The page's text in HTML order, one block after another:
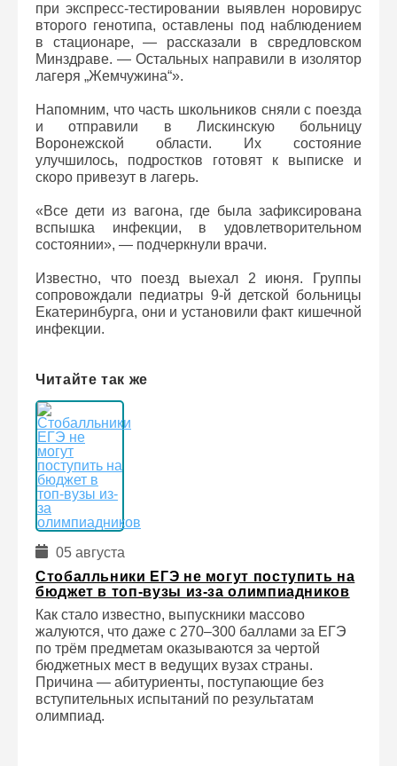
при экспресс-тестировании выявлен норовирус
второго генотипа, оставлены под наблюдением
в стационаре, — рассказали в свредловском
Минздраве. — Остальных направили в изолятор
лагеря „Жемчужина“».
Напомним, что часть школьников сняли с поезда
и отправили в Лискинскую больницу
Воронежской области. Их состояние
улучшилось, подростков готовят к выписке и
скоро привезут в лагерь.
«Все дети из вагона, где была зафиксирована
вспышка инфекции, в удовлетворительном
состоянии», — подчеркнули врачи.
Известно, что поезд выехал 2 июня. Группы
сопровождали педиатры 9-й детской больницы
Екатеринбурга, они и установили факт кишечной
инфекции.
Читайте так же
05 августа
Стобалльники ЕГЭ не могут поступить на
бюджет в топ-вузы из-за олимпиадников
Как стало известно, выпускники массово
жалуются, что даже с 270–300 баллами за ЕГЭ
по трём предметам оказываются за чертой
бюджетных мест в ведущих вузах страны.
Причина — абитуриенты, поступающие без
вступительных испытаний по результатам
олимпиад.